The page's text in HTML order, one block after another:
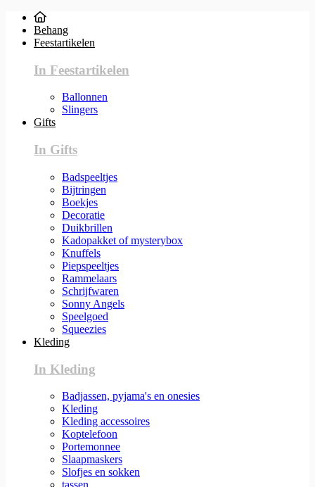
Behang
Feestartikelen
In Feestartikelen
Ballonnen
Slingers
Gifts
In Gifts
Badspeeltjes
Bijtringen
Boekjes
Decoratie
Duikbrillen
Kadopakket of mysterybox
Knuffels
Piepspeeltjes
Rammelaars
Schrijfwaren
Sonny Angels
Speelgoed
Squeezies
Kleding
In Kleding
Badjassen, pyjama's en onesies
Kleding
Kleding accessoires
Koptelefoon
Portemonnee
Slaapmaskers
Slofjes en sokken